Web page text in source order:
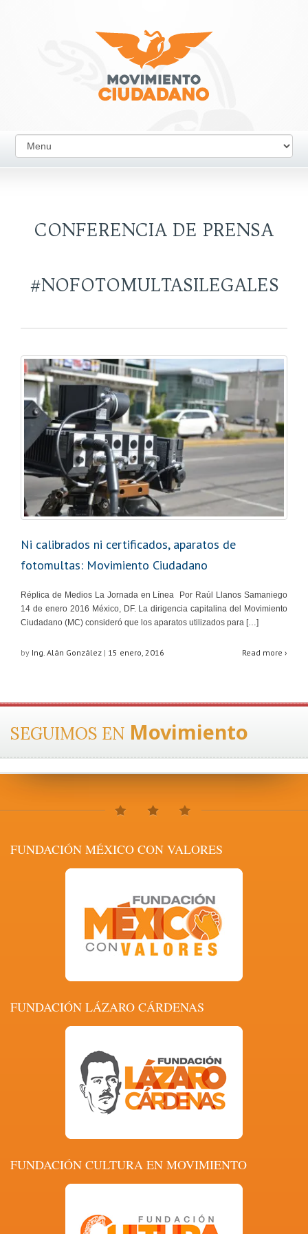
CONFERENCIA DE PRENSA
#NOFOTOMULTASILEGALES
Ni calibrados ni certificados, aparatos de
fotomultas: Movimiento Ciudadano
Réplica de Medios La Jornada en Línea Por Raúl Llanos Samaniego
14 de enero 2016 México, DF. La dirigencia capitalina del Movimiento
Ciudadano (MC) consideró que los aparatos utilizados para […]
by Ing. Alán González | 15 enero, 2016 Read more ›
SEGUIMOS EN Movimiento
FUNDACIÓN MÉXICO CON VALORES
FUNDACIÓN LÁZARO CÁRDENAS
FUNDACIÓN CULTURA EN MOVIMIENTO